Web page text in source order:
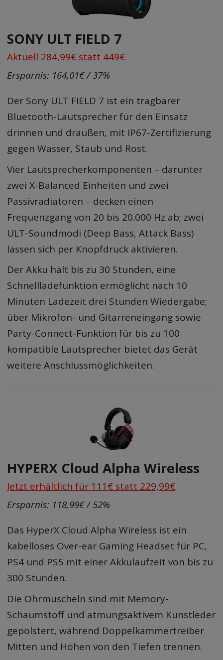
SONY ULT FIELD 7
Aktuell 284,99€ statt 449€
Ersparnis: 164,01€ / 37%
Der Sony ULT FIELD 7 ist ein tragbarer
Bluetooth-Lautsprecher für den Einsatz
drinnen und draußen, mit IP67-Zertifizierung
gegen Wasser, Staub und Rost.
Vier Lautsprecherkomponenten – darunter
zwei X-Balanced Einheiten und zwei
Passivradiatoren – decken einen
Frequenzgang von 20 bis 20.000 Hz ab; zwei
ULT-Soundmodi (Deep Bass, Attack Bass)
lassen sich per Knopfdruck aktivieren.
Der Akku hält bis zu 30 Stunden, eine
Schnellladefunktion ermöglicht nach 10
Minuten Ladezeit drei Stunden Wiedergabe;
über Mikrofon- und Gitarreneingang sowie
Party-Connect-Funktion für bis zu 100
kompatible Lautsprecher bietet das Gerät
weitere Anschlussmöglichkeiten.
HYPERX Cloud Alpha Wireless
Jetzt erhältlich für 111€ statt 229,99€
Ersparnis: 118,99€ / 52%
Das HyperX Cloud Alpha Wireless ist ein
kabelloses Over-ear Gaming Headset für PC,
PS4 und PS5 mit einer Akkulaufzeit von bis zu
300 Stunden.
Die Ohrmuscheln sind mit Memory-
Schaumstoff und atmungsaktivem Kunstleder
gepolstert, während Doppelkammertreiber
Mitten und Höhen von den Tiefen trennen.